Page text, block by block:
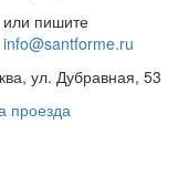
или пишите
info@santforme.ru
ул. Дубравная, 53
проезда